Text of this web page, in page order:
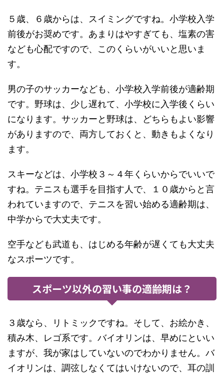
５歳、６歳からは、スイミングですね。小学校入学
前後がお奨めです。あまりはやすぎても、塩素の害
なども心配ですので、このくらいがいいと思いま
す。
男の子のサッカーなども、小学校入学前後が適齢期
です。野球は、少し遅れて、小学校に入学後くらい
になります。サッカーと野球は、どちらもよい影響
がありますので、両方しておくと、動きもよくなり
ます。
スキーなどは、小学校３～４年くらいからでいいで
すね。テニスも選手を目指す人で、１０歳からと言
われていますので、テニスを習い始める適齢期は、
中学からで大丈夫です。
空手なども武道も、はじめる年齢が遅くても大丈夫
なスポーツです。
スポーツ以外の習い事の適齢期は？
３歳なら、リトミックですね。そして、お絵かき、
積み木、レゴ系です。バイオリンは、早めにといい
ますが、我が家はしていないのでわかりません。バ
イオリンは、調弦しなくてはいけないので、耳の訓